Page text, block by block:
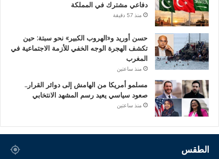
دفاعي مشترك في المملكة
منذ 57 دقيقة
حسن أوريد و«الهروب الكبير» نحو سبتة: حين
تكشف الهجرة الوجه الخفي للأزمة الاجتماعية في
المغرب
منذ ساعتين
مسلمو أمريكا من الهامش إلى دوائر القرار..
صعود سياسي يعيد رسم المشهد الانتخابي
منذ ساعتين
الطقس